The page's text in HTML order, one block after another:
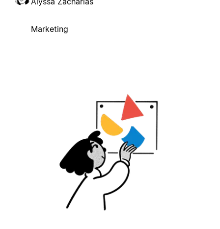
Marketing